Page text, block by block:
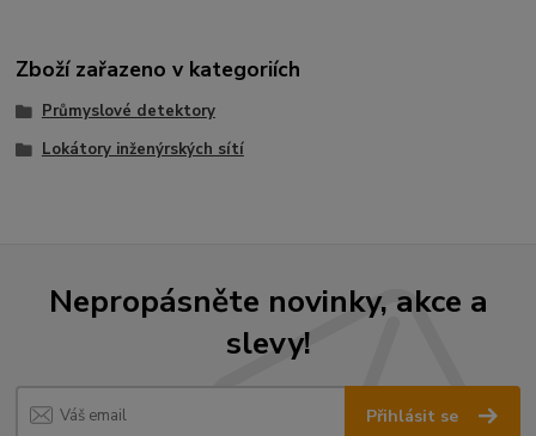
Zboží zařazeno v kategoriích
Průmyslové detektory
Lokátory inženýrských sítí
Nepropásněte novinky, akce a
slevy!
Přihlásit se